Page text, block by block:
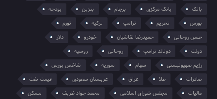
بانک
بانک مرکزی برجام بنزین
بودجه
بورس
تحریم ترامپ ترکیه
تورم
حسن روحانی
حمیدرضا نقاشیان خودرو
دلار
دولت
دونالد ترامپ روحانی
روسیه
رژیم صهیونیستی
سهام سوریه
شاخص بورس
صادرات
طلا عراق عربستان سعودی
قیمت نفت
مالیات
مجلس شورای اسلامی محمد جواد ظریف مسکن